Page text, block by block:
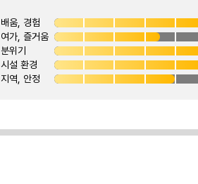
배움, 경험
여가, 즐거움
분위기
시설 환경
지역, 안정